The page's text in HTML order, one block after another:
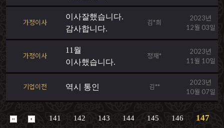
가정이사
이사잘했습니다.
감사합니다.
김*희
2023년
12월 03일
가정이사
11월
이사했습니다.
정재*
2023년
11월 10일
기업이전 역시 통인 김**
2023년
10월 07일
141 142 143 144 145 146 147